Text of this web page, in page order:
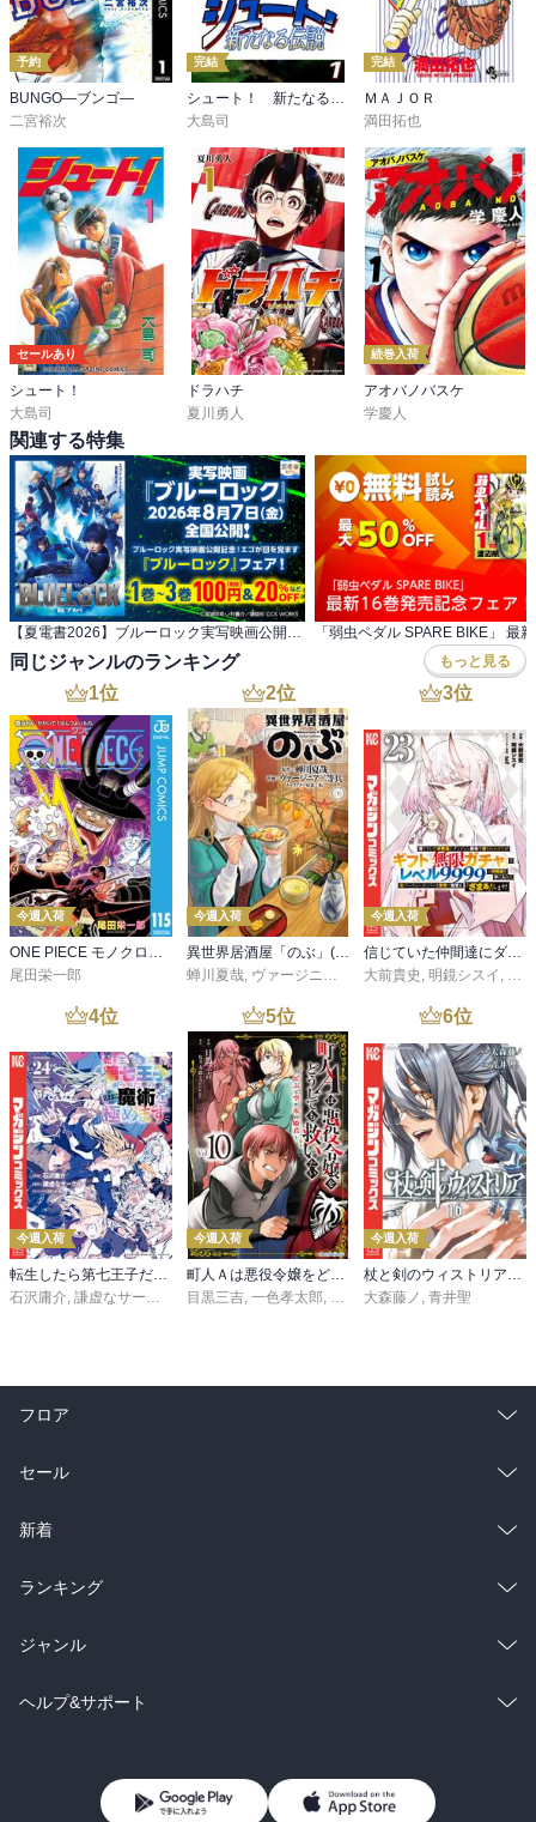
予約
BUNGO―ブンゴ―
二宮裕次
完結
大島司
完結
ＭＡＪＯＲ
満田拓也
セールあり
シュート！
大島司
ドラハチ
夏川勇人
続巻入荷
アオバノバスケ
学慶人
関連する特集
【夏電書2026】ブルーロック実写映画公開記念！ エゴが目を覚ます『ブルーロック』フェア！
同じジャンルのランキング もっと見る
1位
今週入荷
尾田栄一郎
2位
今週入荷
蝉川夏哉 ヴァージニア二等兵 ,転
3位
今週入荷
大前貴史 明鏡シスイ
4位
今週入荷
転生したら第七王子だったので、気ままに魔術を極めます（２４）
石沢庸介, 謙虚なサークル メル。
5位
今週入荷
町人Ａは悪役令嬢をどうしても救いたい ～どぶと空と氷の姫君～１０【電子書店共通特典イラスト付】
目黒三吉, 一色孝太郎, Parum
6位
今週入荷
杖と剣のウィストリア（１６）
大森藤ノ , 青井聖
フロア
総合
ラノベ
雑誌・グラビア
BL・TL
セール
総合
ラノベ
雑誌・グラビア
BL・TL
新着
総合
ラノベ
雑誌・グラビア
ランキング
総合
ラノベ
ジャンル
コミック
ライトノベル 男子向けラノベ
ヘルプ&サポート
よくあるご質問 お問い合わせ